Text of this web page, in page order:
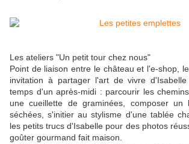
Les ateliers "Un petit tour chez nous"
Point de liaison entre le château et l'e-shop,
invitation à partager l'art de vivre d'Isabelle
temps d'un après-midi : parcourir les
une cueillette de graminées, composer un
séchées, s'initier au stylisme d'une tablée
les petits trucs d'Isabelle pour des photos
goûter gourmand fait maison.